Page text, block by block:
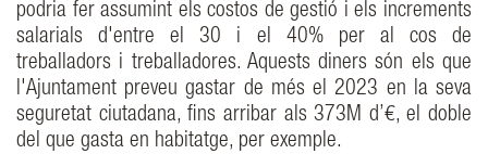
podria fer assumint els costos de gestió i els increments
salarials d'entre el 30 i el 40% per al cos de
treballadors i treballadores. Aquests diners són els que
l'Ajuntament preveu gastar de més el 2023 en la seva
seguretat ciutadana, fins arribar als 373M d’€, el doble
del que gasta en habitatge, per exemple.